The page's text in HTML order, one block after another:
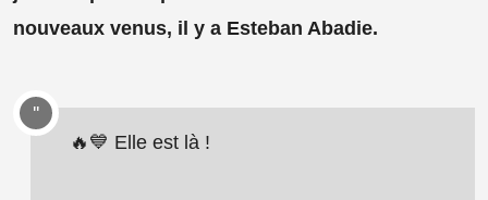
nouveaux venus, il y a Esteban Abadie.
🔥💙 Elle est là !